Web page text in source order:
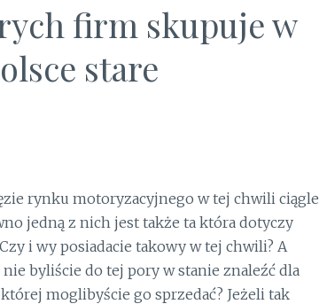
firm skupuje w
stare
rynku motoryzacyjnego w tej chwili ciągle
jedną z nich jest także ta która dotyczy
i wy posiadacie takowy w tej chwili? A
byliście do tej pory w stanie znaleźć dla
moglibyście go sprzedać? Jeżeli tak